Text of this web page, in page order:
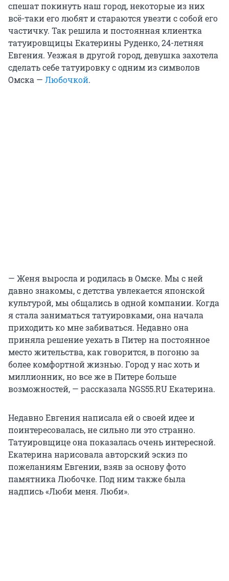
спешат покинуть наш город, некоторые из них
всё-таки его любят и стараются увезти с собой его
частичку. Так решила и постоянная клиентка
татуировщицы Екатерины Руденко, 24-летняя
Евгения. Уезжая в другой город, девушка захотела
сделать себе татуировку с одним из символов
Омска — Любочкой.
— Женя выросла и родилась в Омске. Мы с ней
давно знакомы, с детства увлекается японской
культурой, мы общались в одной компании. Когда
я стала заниматься татуировками, она начала
приходить ко мне забиваться. Недавно она
приняла решение уехать в Питер на постоянное
место жительства, как говорится, в погоню за
более комфортной жизнью. Город у нас хоть и
миллионник, но все же в Питере больше
возможностей, — рассказала NGS55.RU Екатерина.
Недавно Евгения написала ей о своей идее и
поинтересовалась, не сильно ли это странно.
Татуировщице она показалась очень интересной.
Екатерина нарисовала авторский эскиз по
пожеланиям Евгении, взяв за основу фото
памятника Любочке. Под ним также была
надпись «Люби меня. Люби».